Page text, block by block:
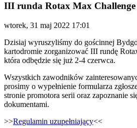
III runda Rotax Max Challenge
wtorek, 31 maj 2022 17:01
Dzisiaj wyruszyliśmy do gościnnej
kartodromie zorganizować III rundę
która odbędzie się już 2-4 czerwca.
Wszystkich zawodników
prosimy o wypełnienie formularza
stronie promotora serii oraz zapoznanie
dokumentami.
>>Regulamin uzupełniający<<